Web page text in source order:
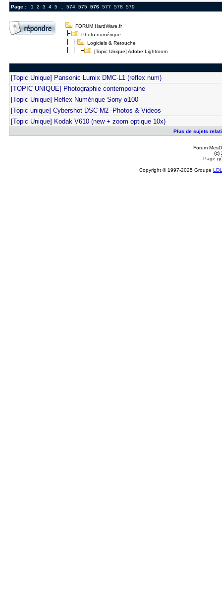
Page : 1 2 3 4 5.. 574 575 576 577 578 579
FORUM HardWare.fr
Photo numérique
Logiciels & Retouche
[Topic Unique] Adobe Lightroom
[Topic Unique] Pansonic Lumix DMC-L1 (reflex num)
[TOPIC UNIQUE] Photographie contemporaine
[Topic Unique] Reflex Numérique Sony α100
[Topic unique] Cybershot DSC-M2 -Photos & Videos
[Topic Unique] Kodak V610 (new + zoom optique 10x)
Plus de sujets
Forum
(c)
Page
Copyright © 1997-2025 Groupe